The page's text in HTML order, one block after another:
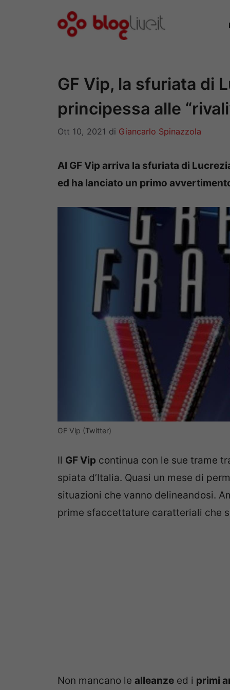
GF Vip, la sfuriata di
principessa alle
Ott 10, 2021 di Giancarlo Spinazzola
Al GF Vip arriva la sfuriata di
ed ha lanciato un primo
GF Vip (Twitter)
Il GF Vip continua con le sue trame
spiata d’Italia. Quasi un mese di
situazioni che vanno delineandosi.
prime sfaccettature caratteriali che
Non mancano le alleanze ed i primi